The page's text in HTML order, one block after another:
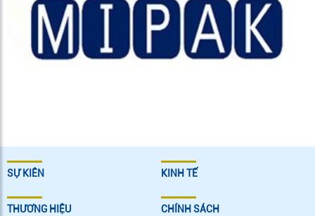
SỰ KIÊN KINH TẾ
THƯƠNG HIỆU CHÍNH SÁCH